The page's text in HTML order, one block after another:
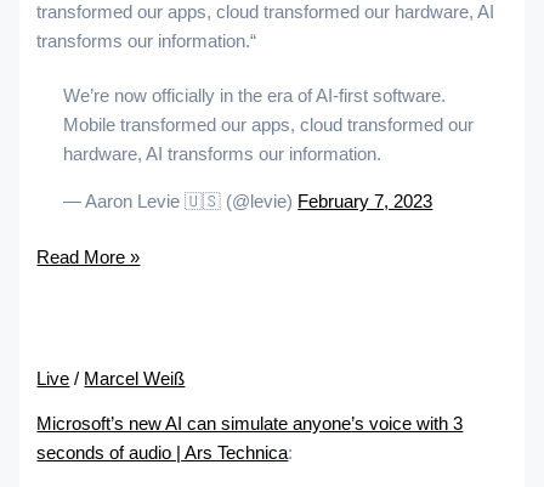
transformed our apps, cloud transformed our hardware, AI
transforms our information.“
We’re now officially in the era of AI-first software.
Mobile transformed our apps, cloud transformed our
hardware, AI transforms our information.
— Aaron Levie 🇺🇸 (@levie) February 7, 2023
Read More »
Live / Marcel Weiß
Microsoft’s new AI can simulate anyone’s voice with 3
seconds of audio | Ars Technica: